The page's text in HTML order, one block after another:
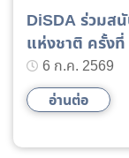
DiSDA ร่วมส
แห่งชาติ ครั้งที่
ปลอดภัยไซเบอ
6 ก.ค. 2569
อ่านต่อ